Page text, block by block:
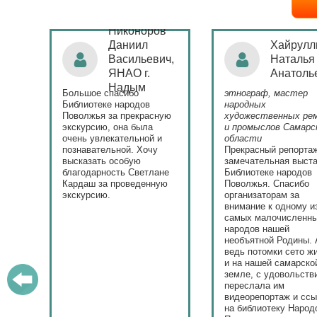
Никоноров
Даниил
Васильевич,
ЯНАО г.
Надым
Большое спасибо
Библиотеке народов
Поволжья за прекрасную
экскурсию, она была
очень увлекательной и
познавательной. Хочу
высказать особую
благодарность Светлане
Кардаш за проведенную
экскурсию.
Наталья
этнограф, мастер
народных
художественных
и промыслов
области
Прекрасный
замечательная
Библиотеке народов
Поволжья. Спасибо
организаторам за
внимание к одному
самых
народов нашей
необъятной Родины.
ведь потомки сето
и на нашей
земле, с
переслала им
видеорепортаж и
на библиотеку